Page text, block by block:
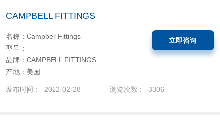
CAMPBELL FITTINGS
名称：Campbell Fittings
型号：
品牌：CAMPBELL FITTINGS
产地：美国
立即咨询
发布时间： 2022-02-28 浏览次数： 3306